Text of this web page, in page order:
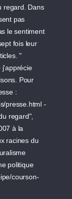
regard. Dans
pas
le sentiment
fois leur
"
j'apprécie
Pour
:
presse.html -
regard",
à la
racines du
politique
courson-